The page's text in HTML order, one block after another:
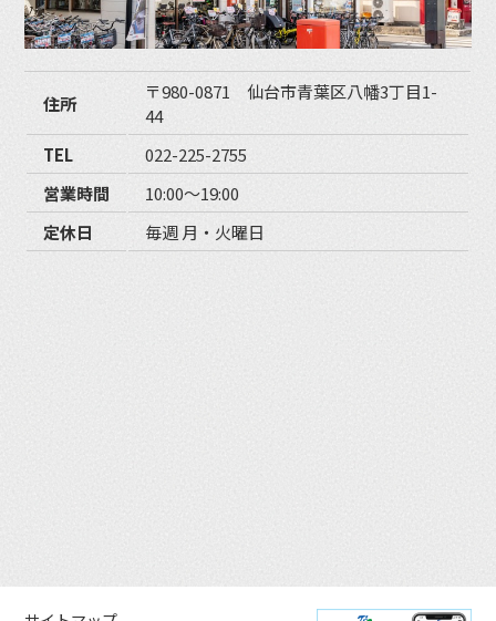
住所
〒980-0871 仙台市青葉区八幡3丁目1-
44
TEL
022-225-2755
営業時間
10:00〜19:00
定休日
毎週 月・火曜日